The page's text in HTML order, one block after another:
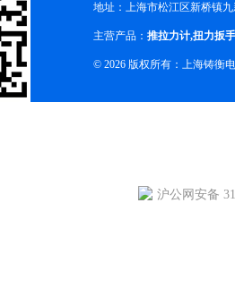
地址：上海市松江区新桥镇
主营产品： 推拉力计,扭力扳手
© 2026 版权所有：上海铸衡
沪公网安备